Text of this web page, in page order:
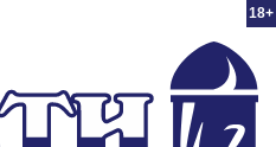
18+